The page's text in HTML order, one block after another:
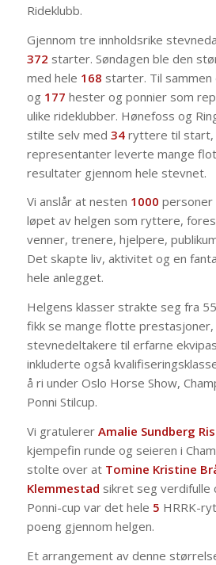
Rideklubb.
Gjennom tre innholdsrike
372 starter. Søndagen ble den
med hele 168 starter. Til sammen
og 177 hester og ponnier som
ulike rideklubber. Hønefoss og
stilte selv med 34ryttere til start,
representanter leverte mange
resultater gjennom hele stevnet.
Vi anslår at nesten 1000 personer
løpet av helgen som ryttere,
venner, trenere, hjelpere,
Det skapte liv, aktivitet og en
hele anlegget.
Helgens klasser strakte seg fra
fikk se mange flotte
stevnedeltakere til erfarne
inkluderte også
å ri under Oslo Horse Show,
Ponni Stilcup.
Vi gratulerer Amalie Sundberg
kjempefin runde og seieren i
stolte over at Tomine Kristine
Klemmestad sikret seg verdifulle
Ponni-cup var det hele 5 HRRK-
poeng gjennom helgen.
Et arrangement av denne